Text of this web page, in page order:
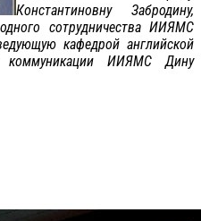
Константиновну Забродину,
сотрудничества ИИЯМС
кафедрой английской
коммуникации ИИЯМС Дину